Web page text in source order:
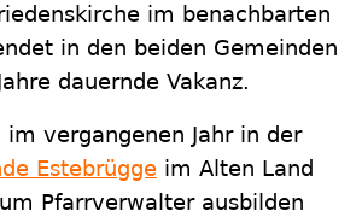
im benachbarten
in den beiden Gemeinden
dauernde Vakanz.
im vergangenen Jahr in der
Estebrügge im Alten Land
Pfarrverwalter ausbilden